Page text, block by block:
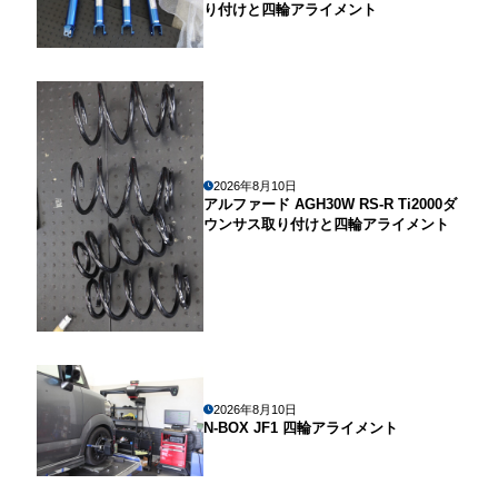
り付けと四輪アライメント
2026年8月10日
アルファード AGH30W RS-R Ti2000ダ
ウンサス取り付けと四輪アライメント
2026年8月10日
N-BOX JF1 四輪アライメント